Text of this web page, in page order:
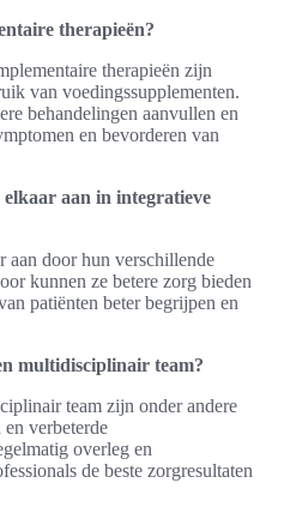
therapieën?
therapieën zijn
van voedingssupplementen.
behandelingen aanvullen en
en bevorderen van
aan in integratieve
aan door hun verschillende
kunnen ze betere zorg bieden
patiënten beter begrijpen en
multidisciplinair team?
team zijn onder andere
verbeterde
overleg en
de beste zorgresultaten